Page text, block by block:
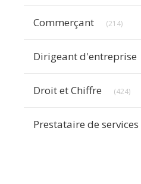
Commerçant (214)
Dirigeant d'entreprise
Droit et Chiffre (424)
Prestataire de services